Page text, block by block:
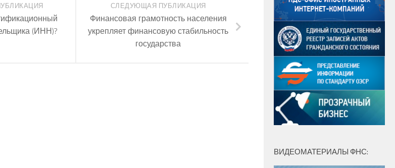
СЛЕДУЮЩАЯ ПУБЛИКАЦИЯ
Финансовая грамотность населения
укрепляет финансовую стабильность
государства
(ИНН)?
ВИДЕОМАТЕРИАЛЫ ФНС: